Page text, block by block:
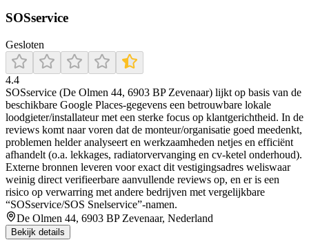
SOSservice
Gesloten
4.4
SOSservice (De Olmen 44, 6903 BP Zevenaar) lijkt op basis van de
beschikbare Google Places-gegevens een betrouwbare lokale
loodgieter/installateur met een sterke focus op klantgerichtheid. In de
reviews komt naar voren dat de monteur/organisatie goed meedenkt,
problemen helder analyseert en werkzaamheden netjes en efficiënt
afhandelt (o.a. lekkages, radiatorvervanging en cv-ketel onderhoud).
Externe bronnen leveren voor exact dit vestigingsadres weliswaar
weinig direct verifieerbare aanvullende reviews op, en er is een
risico op verwarring met andere bedrijven met vergelijkbare
“SOSservice/SOS Snelservice”-namen.
De Olmen 44, 6903 BP Zevenaar, Nederland
Bekijk details